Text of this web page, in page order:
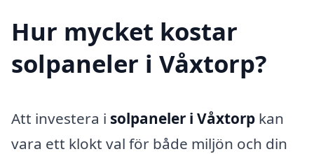
Hur mycket kostar
solpaneler i Våxtorp?
Att investera i solpaneler i Våxtorp kan
vara ett klokt val för både miljön och din